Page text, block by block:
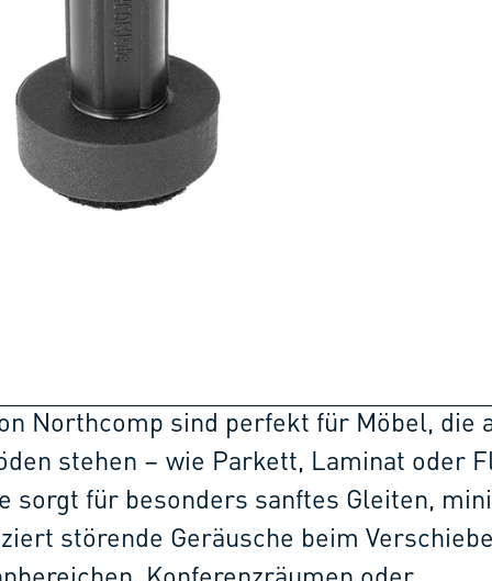
Northcomp sind perfekt für Möbel, die
stehen – wie Parkett, Laminat oder
sorgt für besonders sanftes Gleiten,
störende Geräusche beim